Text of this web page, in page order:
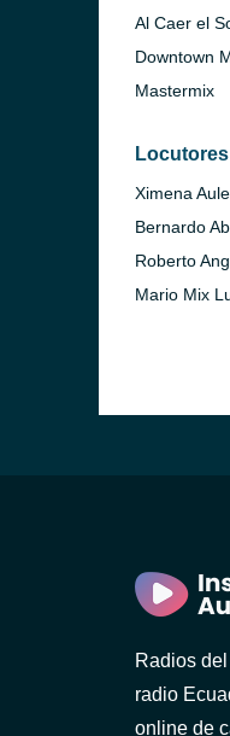
Al Caer el
Downtown
Mastermix
Ximena
Bernardo
Roberto
Mario Mix
Radios
radio
online de